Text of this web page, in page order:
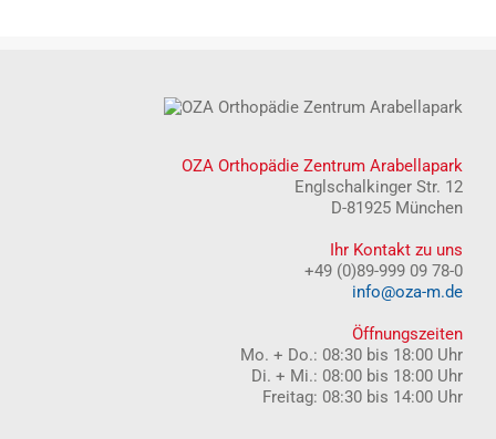
OZA Orthopädie Zentrum Arabellapark
Englschalkinger Str. 12
D-81925 München
Ihr Kontakt zu uns
+49 (0)89-999 09 78-0
info@oza-m.de
Öffnungszeiten
Mo. + Do.: 08:30 bis 18:00 Uhr
Di. + Mi.: 08:00 bis 18:00 Uhr
Freitag: 08:30 bis 14:00 Uhr